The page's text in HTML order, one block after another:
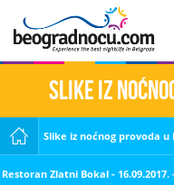
Slike iz
Slike iz noćnog provoda u
Restoran Zlatni Bokal - 16.09.2017.